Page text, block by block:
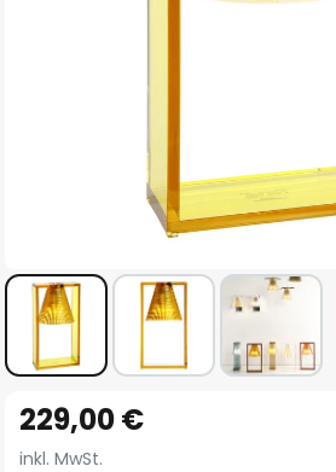
Anfang
der
229,00 €
inkl. MwSt.